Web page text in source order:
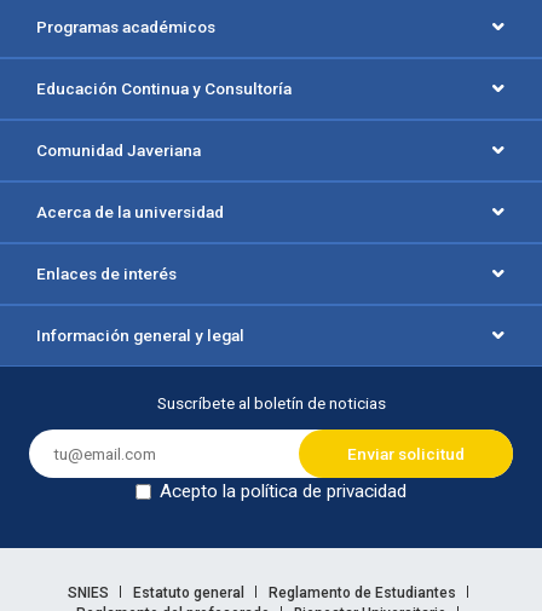
Programas académicos
Educación Continua y Consultoría
Comunidad Javeriana
Acerca de la universidad
Enlaces de interés
Información general y legal
Suscríbete al boletín de noticias
Acepto la política de privacidad
Enlaces legales
SNIES Estatuto general
Reglamento de Estudiantes